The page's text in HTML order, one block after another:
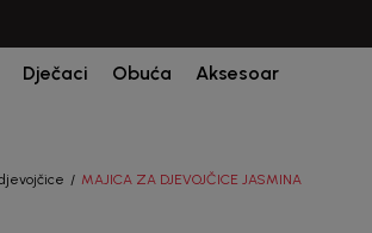
Dječaci Obuća Aksesoar
MAJICA ZA DJEVOJČICE JASMINA